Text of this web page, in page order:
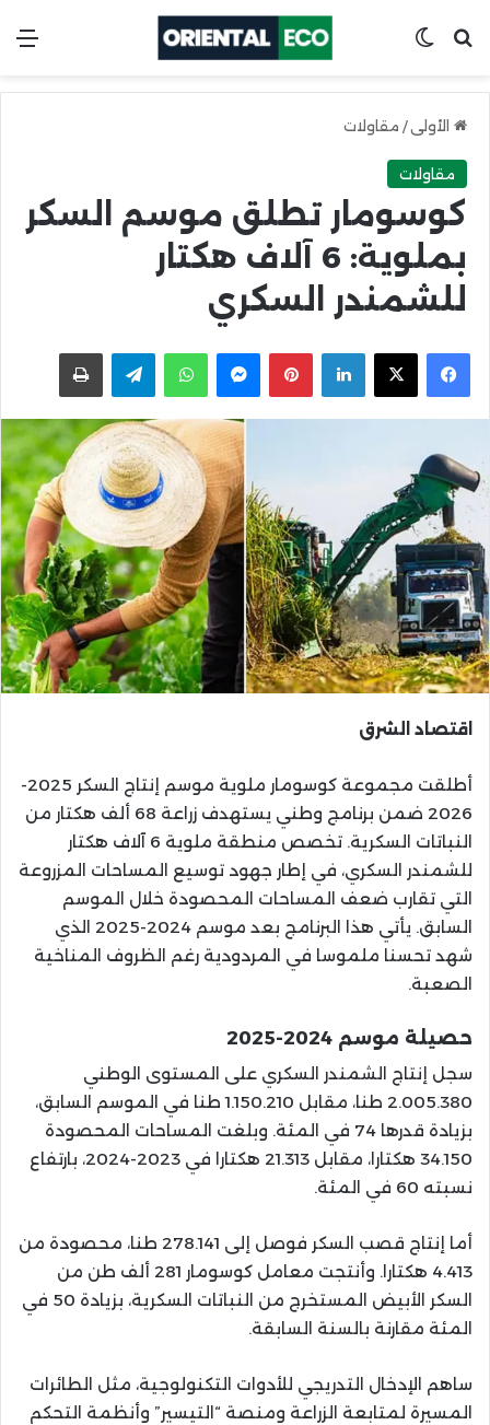
ابحث عنSwitch skin
الأولى / مقاولات
مقاولات
كوسومار تطلق موسم السكر
بملوية: 6 آلاف هكتار
للشمندر السكري
Facebook
X
LinkedIn
Pinterest
Messenger
WhatsApp
Telegramاطبعها
اقتصاد الشرق
أطلقت مجموعة كوسومار ملوية موسم إنتاج السكر 2025-
2026 ضمن برنامج وطني يستهدف زراعة 68 ألف هكتار من
النباتات السكرية. تخصص منطقة ملوية 6 آلاف هكتار
للشمندر السكري، في إطار جهود توسيع المساحات المزروعة
التي تقارب ضعف المساحات المحصودة خلال الموسم
السابق. يأتي هذا البرنامج بعد موسم 2024-2025 الذي
شهد تحسنا ملموسا في المردودية رغم الظروف المناخية
الصعبة.
حصيلة موسم 2024-2025
سجل إنتاج الشمندر السكري على المستوى الوطني
2.005.380 طنا، مقابل 1.150.210 طنا في الموسم السابق،
بزيادة قدرها 74 في المئة. وبلغت المساحات المحصودة
34.150 هكتارا، مقابل 21.313 هكتارا في 2023-2024، بارتفاع
نسبته 60 في المئة.
أما إنتاج قصب السكر فوصل إلى 278.141 طنا، محصودة من
4.413 هكتارا. وأنتجت معامل كوسومار 281 ألف طن من
السكر الأبيض المستخرج من النباتات السكرية، بزيادة 50 في
المئة مقارنة بالسنة السابقة.
ساهم الإدخال التدريجي للأدوات التكنولوجية، مثل الطائرات
المسيرة لمتابعة الزراعة ومنصة “التيسير” وأنظمة التحكم